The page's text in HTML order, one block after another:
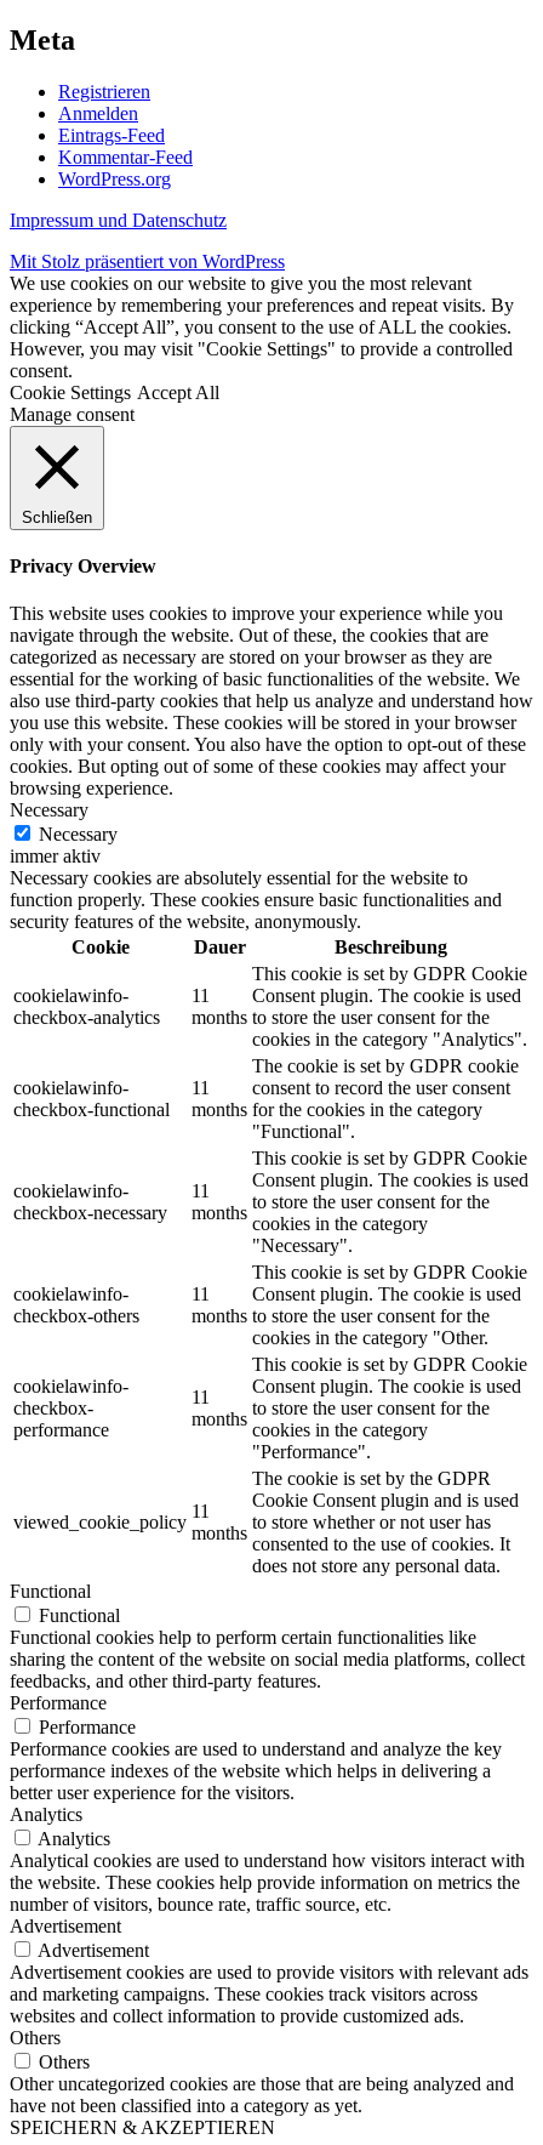
Meta
Registrieren
Anmelden
Eintrags-Feed
Kommentar-Feed
WordPress.org
Impressum und Datenschutz
Mit Stolz präsentiert von WordPress
We use cookies on our website to give you the most relevant
experience by remembering your preferences and repeat visits. By
clicking “Accept All”, you consent to the use of ALL the cookies.
However, you may visit "Cookie Settings" to provide a controlled
consent.
Cookie Settings Accept All
Manage consent
Schließen
Privacy Overview
This website uses cookies to improve your experience while you
navigate through the website. Out of these, the cookies that are
categorized as necessary are stored on your browser as they are
essential for the working of basic functionalities of the website. We
also use third-party cookies that help us analyze and understand how
you use this website. These cookies will be stored in your browser
only with your consent. You also have the option to opt-out of these
cookies. But opting out of some of these cookies may affect your
browsing experience.
Necessary
Necessary
immer aktiv
Necessary cookies are absolutely essential for the website to
function properly. These cookies ensure basic functionalities and
security features of the website, anonymously.
Cookie
Dauer Beschreibung
cookielawinfo-
checkbox-analytics
11
months
This cookie is set by GDPR Cookie
Consent plugin. The cookie is used
to store the user consent for the
cookies in the category "Analytics".
cookielawinfo-
checkbox-functional
11
months
The cookie is set by GDPR cookie
consent to record the user consent
for the cookies in the category
"Functional".
cookielawinfo-
checkbox-necessary
11
months
This cookie is set by GDPR Cookie
Consent plugin. The cookies is used
to store the user consent for the
cookies in the category
"Necessary".
cookielawinfo-
checkbox-others
11
months
This cookie is set by GDPR Cookie
Consent plugin. The cookie is used
to store the user consent for the
cookies in the category "Other.
cookielawinfo-
checkbox-
performance
11
months
This cookie is set by GDPR Cookie
Consent plugin. The cookie is used
to store the user consent for the
cookies in the category
"Performance".
viewed_cookie_policy
11
months
The cookie is set by the GDPR
Cookie Consent plugin and is used
to store whether or not user has
consented to the use of cookies. It
does not store any personal data.
Functional
Functional
Functional cookies help to perform certain functionalities like
sharing the content of the website on social media platforms, collect
feedbacks, and other third-party features.
Performance
Performance
Performance cookies are used to understand and analyze the key
performance indexes of the website which helps in delivering a
better user experience for the visitors.
Analytics
Analytics
Analytical cookies are used to understand how visitors interact with
the website. These cookies help provide information on metrics the
number of visitors, bounce rate, traffic source, etc.
Advertisement
Advertisement
Advertisement cookies are used to provide visitors with relevant ads
and marketing campaigns. These cookies track visitors across
websites and collect information to provide customized ads.
Others
Others
Other uncategorized cookies are those that are being analyzed and
have not been classified into a category as yet.
SPEICHERN & AKZEPTIEREN